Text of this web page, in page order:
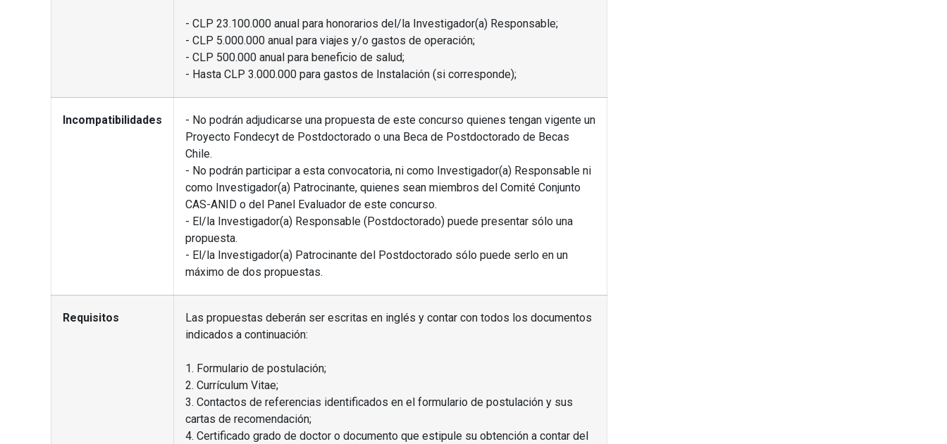
- CLP 23.100.000 anual para honorarios del/la Investigador(a) Responsable;
- CLP 5.000.000 anual para viajes y/o gastos de operación;
- CLP 500.000 anual para beneficio de salud;
- Hasta CLP 3.000.000 para gastos de Instalación (si corresponde);
Incompatibilidades
- No podrán adjudicarse una propuesta de este concurso quienes tengan vigente un
Proyecto Fondecyt de Postdoctorado o una Beca de Postdoctorado de Becas
Chile.
- No podrán participar a esta convocatoria, ni como Investigador(a) Responsable ni
como Investigador(a) Patrocinante, quienes sean miembros del Comité Conjunto
CAS-ANID o del Panel Evaluador de este concurso.
- El/la Investigador(a) Responsable (Postdoctorado) puede presentar sólo una
propuesta.
- El/la Investigador(a) Patrocinante del Postdoctorado sólo puede serlo en un
máximo de dos propuestas.
Requisitos
Las propuestas deberán ser escritas en inglés y contar con todos los documentos
indicados a continuación:
1. Formulario de postulación;
2. Currículum Vitae;
3. Contactos de referencias identificados en el formulario de postulación y sus
cartas de recomendación;
4. Certificado grado de doctor o documento que estipule su obtención a contar del